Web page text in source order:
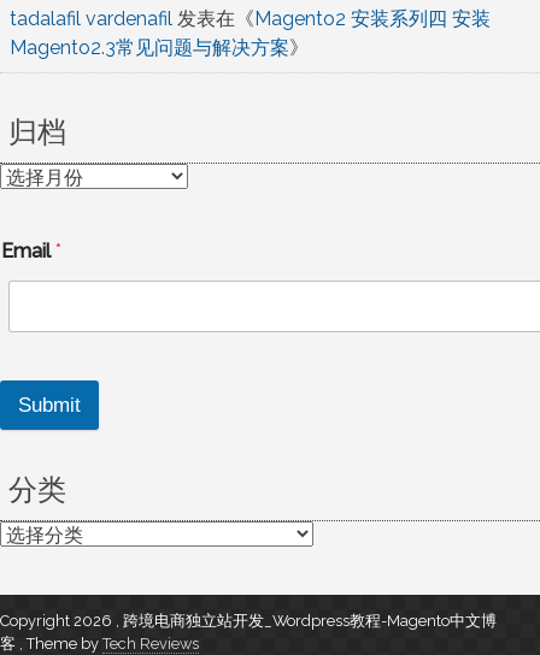
tadalafil vardenafil 发表在《Magento2 安装系列四 安装
Magento2.3常见问题与解决方案》
归档
归
Email*
Submit
分类
分
Copyright 2026 , 跨境电商独立站开发_Wordpress教程-Magento中文博
客 ,Theme byTech Reviews